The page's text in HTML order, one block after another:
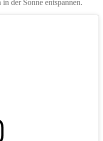
der Sonne entspannen.